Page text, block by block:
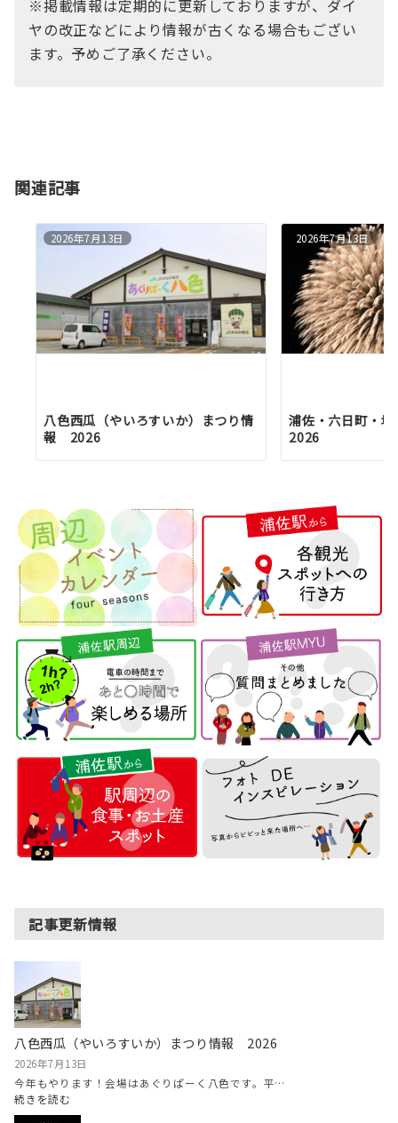
※掲載情報は定期的に更新しておりますが、ダイ
ヤの改正などにより情報が古くなる場合もござい
ます。予めご了承ください。
関連記事
2026年7月13日
八色西瓜（やいろすいか）まつり情
報 2026
2026年7月13日
浦佐・六日町・
2026
記事更新情報
八色西瓜（やいろすいか）まつり情報 2026
2026年7月13日
今年もやります！会場はあぐりぱーく八色です。平…
続きを読む
八